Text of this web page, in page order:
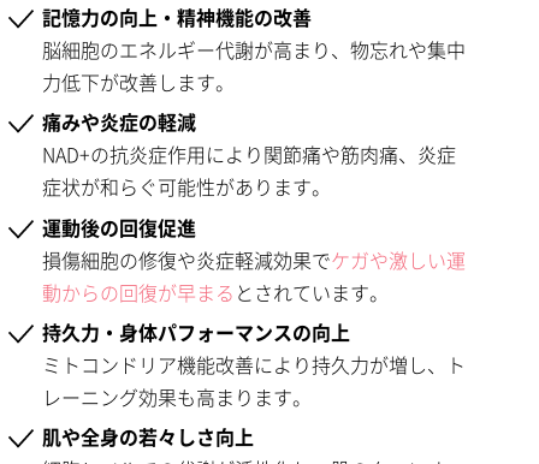
記憶力の向上・精神機能の改善
脳細胞のエネルギー代謝が高まり、物忘れや集中
力低下が改善します。
痛みや炎症の軽減
NAD+の抗炎症作用により関節痛や筋肉痛、炎症
症状が和らぐ可能性があります。
運動後の回復促進
損傷細胞の修復や炎症軽減効果でケガや激しい運
動からの回復が早まる とされています。
持久力・身体パフォーマンスの向上
ミトコンドリア機能改善により持久力が増し、ト
レーニング効果も高まります。
肌や全身の若々しさ向上